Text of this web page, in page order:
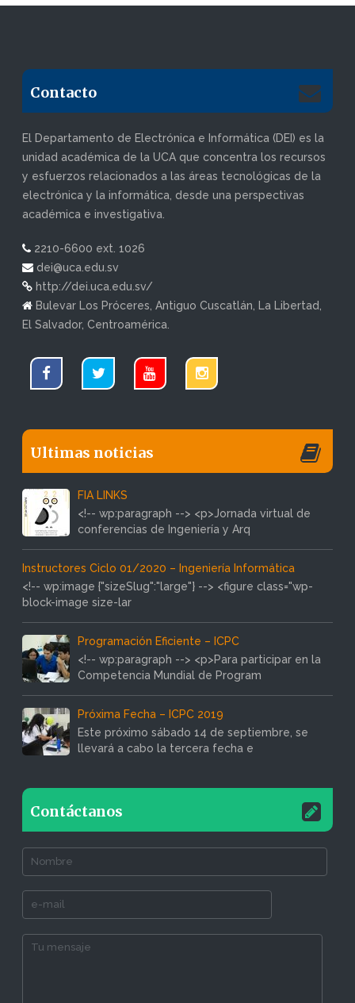
Contacto
El Departamento de Electrónica e Informática (DEI) es la
unidad académica de la UCA que concentra los recursos
y esfuerzos relacionados a las áreas tecnológicas de la
electrónica y la informática, desde una perspectivas
académica e investigativa.
2210-6600 ext. 1026
dei@uca.edu.sv
http://dei.uca.edu.sv/
Bulevar Los Próceres, Antiguo Cuscatlán, La Libertad,
El Salvador, Centroamérica.
Ultimas noticias
FIA LINKS
<!-- wp:paragraph --> <p>Jornada virtual de
conferencias de Ingeniería y Arq
Instructores Ciclo 01/2020 – Ingeniería Informática
<!-- wp:image {"sizeSlug":"large"} --> <figure class="wp-
block-image size-lar
Programación Eficiente – ICPC
<!-- wp:paragraph --> <p>Para participar en la
Competencia Mundial de Program
Próxima Fecha – ICPC 2019
Este próximo sábado 14 de septiembre, se
llevará a cabo la tercera fecha e
Contáctanos